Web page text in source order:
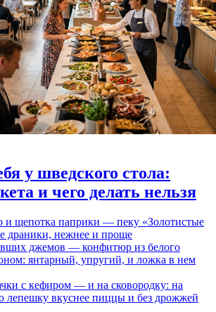
у шведского стола:
и чего делать нельзя
и щепотка паприки — пеку «Золотистые
драники, нежнее и проще
джемов — конфитюр из белого
янтарный, упругий, и ложка в нем
с кефиром — и на сковородку: на
лепешку вкуснее пиццы и без дрожжей